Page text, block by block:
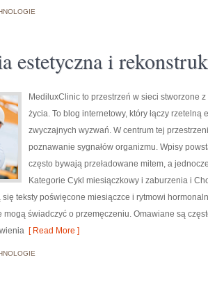
estetyczna i
MediluxClinic to przestrzeń w sieci stworzone
życia. To blog internetowy, który łączy
zwyczajnych wyzwań. W centrum tej
poznawanie sygnałów organizmu. Wpisy
często bywają przeładowane mitem, a
Kategorie Cykl miesiączkowy i zaburzenia i
teksty poświęcone miesiączce i rytmowi
mogą świadczyć o przemęczeniu. Omawiane są
[ Read More ]